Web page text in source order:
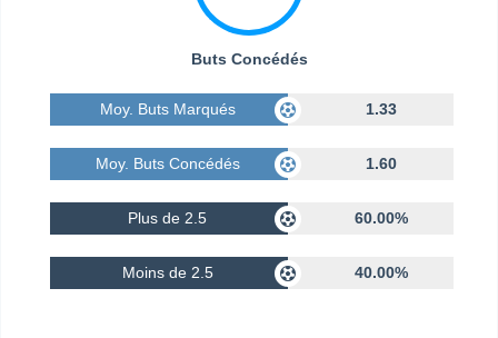
Buts Concédés
Moy. Buts Marqués 1.33
Moy. Buts Concédés 1.60
Plus de 2.5 60.00%
Moins de 2.5 40.00%